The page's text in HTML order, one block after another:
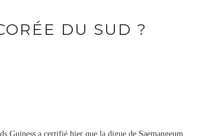
DU SUD ?
Guiness a certifié hier que la digue de Saemangeum,